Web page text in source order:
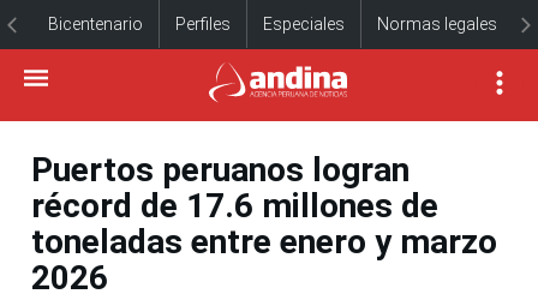
Bicentenario Perfiles Especiales Normas legales
Puertos peruanos logran
récord de 17.6 millones de
toneladas entre enero y marzo
2026